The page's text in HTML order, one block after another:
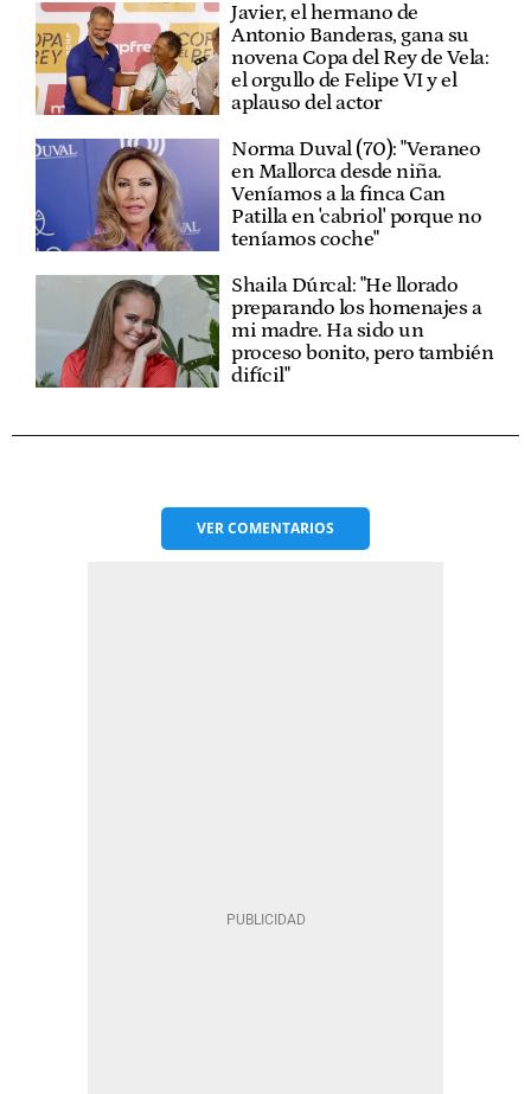
Javier, el hermano de
Antonio Banderas, gana su
novena Copa del Rey de Vela:
el orgullo de Felipe VI y el
aplauso del actor
Norma Duval (70): "Veraneo
en Mallorca desde niña.
Veníamos a la finca Can
Patilla en 'cabriol' porque no
teníamos coche"
Shaila Dúrcal: "He llorado
preparando los homenajes a
mi madre. Ha sido un
proceso bonito, pero también
difícil"
VERCOMENTARIOS